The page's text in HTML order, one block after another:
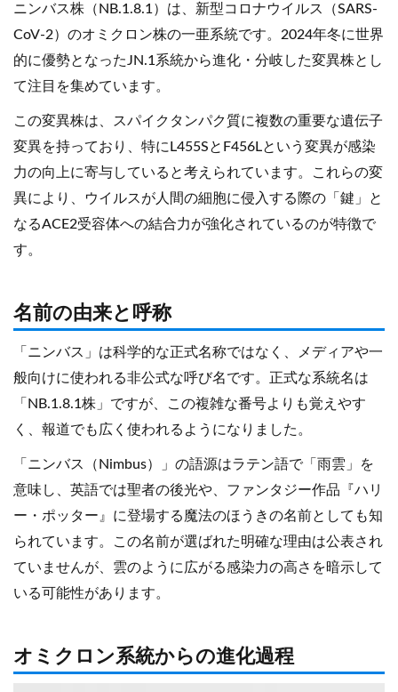
ニンバス株（NB.1.8.1）は、新型コロナウイルス（SARS-
CoV-2）のオミクロン株の一亜系統です。2024年冬に世界
的に優勢となったJN.1系統から進化・分岐した変異株とし
て注目を集めています。
この変異株は、スパイクタンパク質に複数の重要な遺伝子
変異を持っており、特にL455SとF456Lという変異が感染
力の向上に寄与していると考えられています。これらの変
異により、ウイルスが人間の細胞に侵入する際の「鍵」と
なるACE2受容体への結合力が強化されているのが特徴で
す。
名前の由来と呼称
「ニンバス」は科学的な正式名称ではなく、メディアや一
般向けに使われる非公式な呼び名です。正式な系統名は
「NB.1.8.1株」ですが、この複雑な番号よりも覚えやす
く、報道でも広く使われるようになりました。
「ニンバス（Nimbus）」の語源はラテン語で「雨雲」を
意味し、英語では聖者の後光や、ファンタジー作品『ハリ
ー・ポッター』に登場する魔法のほうきの名前としても知
られています。この名前が選ばれた明確な理由は公表され
ていませんが、雲のように広がる感染力の高さを暗示して
いる可能性があります。
オミクロン系統からの進化過程